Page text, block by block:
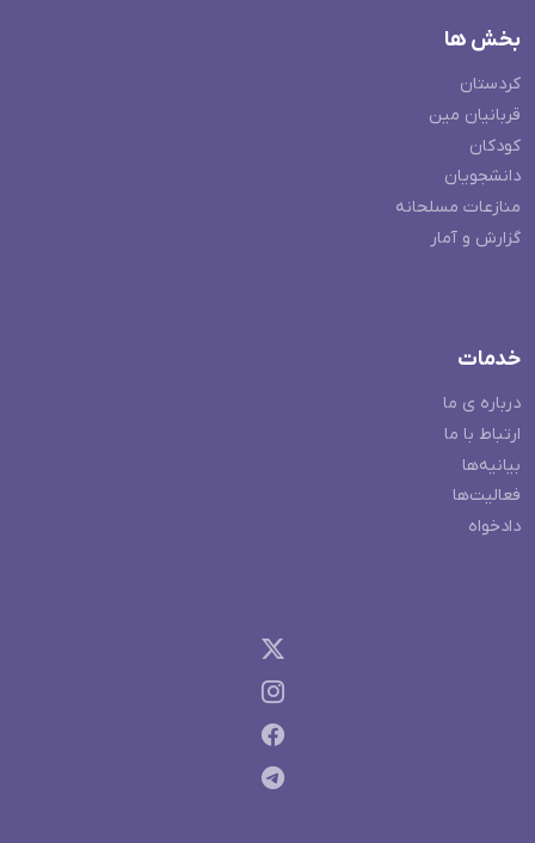
بخش ها
کردستان
قربانیان مین
کودکان
دانشجویان
منازعات مسلحانه
گزارش و آمار
خدمات
درباره ی ما
ارتباط با ما
بیانیه‌ها
فعالیت‌ها
دادخواه